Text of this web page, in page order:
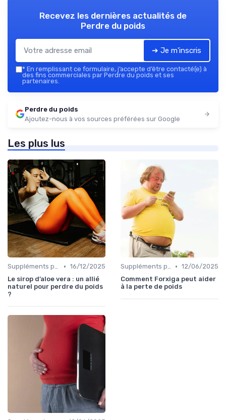
Recevez les dernières actualités de
Perdre du poids
➔ Je m'inscris
* En remplissant ce formulaire, j’accepte d’être contacté(e) à
des fins commerciales par Perdre du poids et ses
partenaires.
Perdre du poids
Ajoutez-nous à vos sources préférées sur Google
Les plus lus
Suppléments pour la perte de poids • 16/12/2025
Le sirop d’aloe vera : un allié
naturel pour perdre du poids
?
Suppléments pour la perte de poids • 12/06/2025
Comment Forxiga peut aider
à la perte de poids